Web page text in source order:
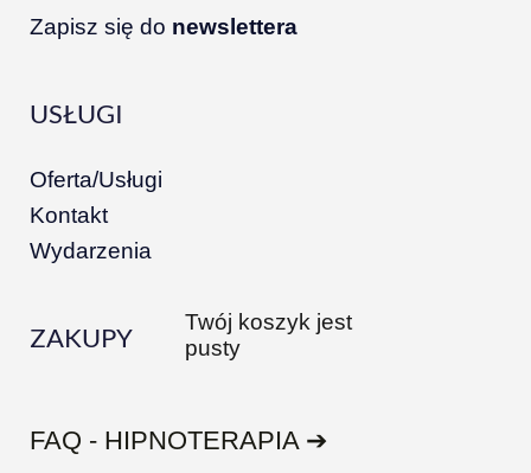
Zapisz się do newslettera
USŁUGI
Oferta/Usługi
Kontakt
Wydarzenia
ZAKUPY
Twój koszyk jest
pusty
FAQ - HIPNOTERAPIA ➔